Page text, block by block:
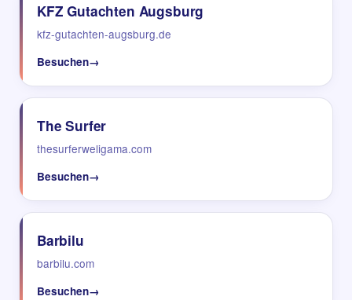
KFZ Gutachten Augsburg
kfz-gutachten-augsburg.de
Besuchen→
The Surfer
thesurferweligama.com
Besuchen→
Barbilu
barbilu.com
Besuchen→